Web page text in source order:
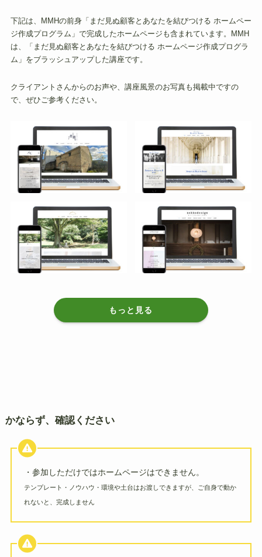
下記は、MMHの前身「まだ見ぬ顧客とあなたを結びつける ホームペー
ジ作成プログラム」で完成したホームページも含まれています。MMH
は、「まだ見ぬ顧客とあなたを結びつける ホームページ作成プログラ
ム」をブラッシュアップした講座です。
クライアントさんからのお声や、講座風景のお写真も掲載中ですの
で、ぜひご参考ください。
もっと見る
かならず、確認ください
・参加しただけではホームページはできません。
テンプレート・ノウハウ・環境や土台はお渡しできますが、ご自身で動か
れないと、完成しません